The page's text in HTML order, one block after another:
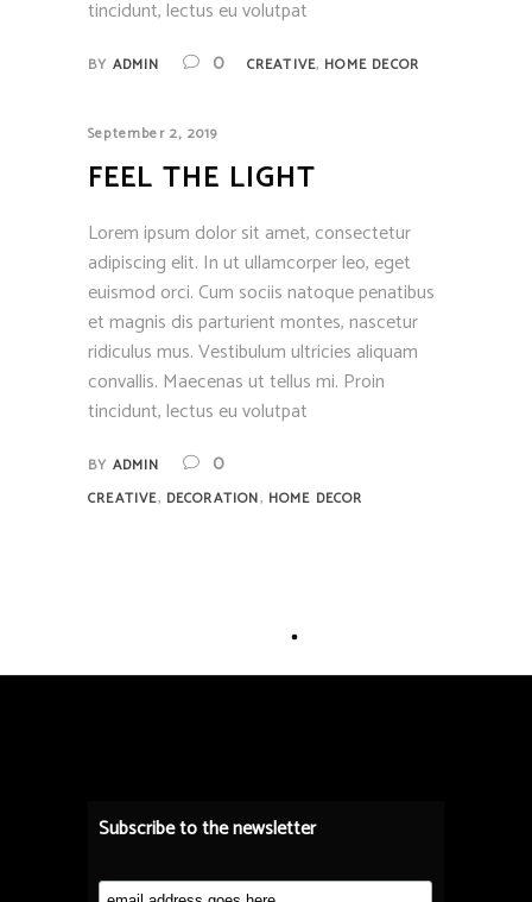
tincidunt, lectus eu volutpat
BY ADMIN 0 CREATIVE, HOME DECOR
September 2, 2019
FEEL THE LIGHT
Lorem ipsum dolor sit amet, consectetur
adipiscing elit. In ut ullamcorper leo, eget
euismod orci. Cum sociis natoque penatibus
et magnis dis parturient montes, nascetur
ridiculus mus. Vestibulum ultricies aliquam
convallis. Maecenas ut tellus mi. Proin
tincidunt, lectus eu volutpat
BY ADMIN 0
CREATIVE, DECORATION, HOME DECOR
Subscribe to the newsletter